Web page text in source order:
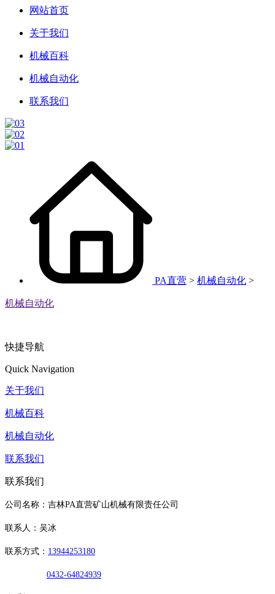
网站首页
关于我们
机械百科
机械自动化
联系我们
PA直营 > 机械自动化 >
机械自动化
快捷导航
Quick Navigation
关于我们
机械百科
机械自动化
联系我们
联系我们
公司名称：吉林PA直营矿山机械有限责任公司
联系人：吴冰
联系方式： 13944253180
0432-64824939